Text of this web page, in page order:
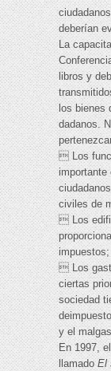
deberían
La
libros y
los bienes
dadanos.
 Los
importante
civiles de
 Los
 Los
ciertas
sociedad
y el
En 1997,
llamadoEl